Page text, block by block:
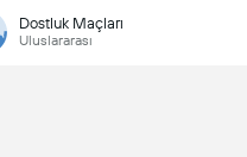
Dostluk Maçları
Uluslararası